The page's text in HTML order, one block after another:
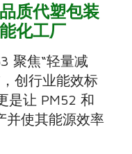
质代塑包装
化工厂
聚焦“轻量减
创行业能效标
是让 PM52 和
并使其能源效率